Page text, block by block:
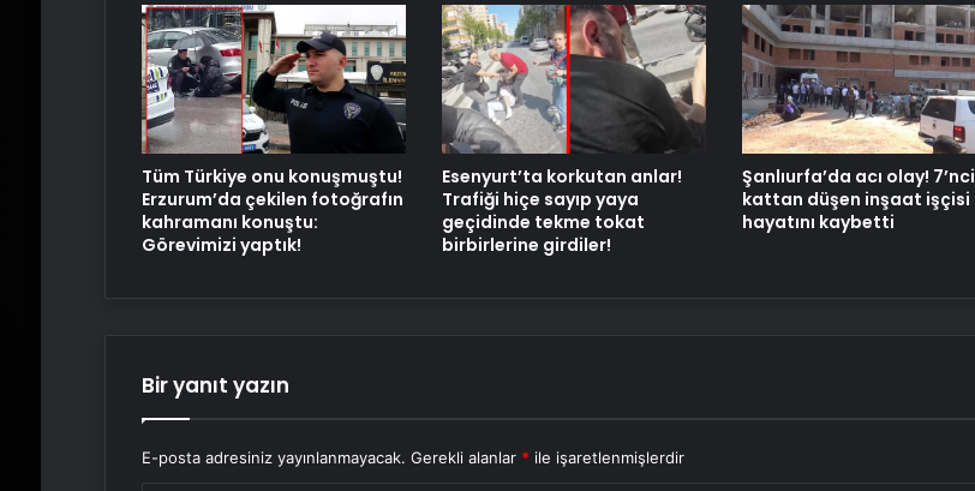
Tüm Türkiye onu konuşmuştu!
Erzurum’da çekilen fotoğrafın
kahramanı konuştu:
Görevimizi yaptık!
Esenyurt’ta korkutan anlar!
Trafiği hiçe sayıp yaya
geçidinde tekme tokat
birbirlerine girdiler!
Şanlıurfa’da acı olay! 7’nci
kattan düşen inşaat işçisi
hayatını kaybetti
Bir yanıt yazın
E-posta adresiniz yayınlanmayacak. Gerekli alanlar * ile işaretlenmişlerdir